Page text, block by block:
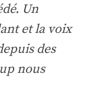
Un
et la voix
des
nous